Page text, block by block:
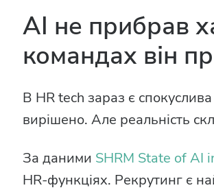
AI не прибрав
командах він
В HR tech зараз є
вирішено. Але реальність
За даними SHRM State of AI
HR-функціях. Рекрутинг є